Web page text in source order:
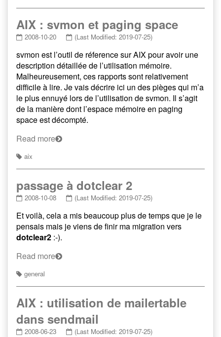
AIX : svmon et paging space
2008-10-20 (Last Modified: 2019-07-25)
svmon est l’outil de réference sur AIX pour avoir une
description détaillée de l’utilisation mémoire.
Malheureusement, ces rapports sont relativement
difficile à lire. Je vais décrire ici un des pièges qui m’a
le plus ennuyé lors de l’utilisation de svmon. Il s’agit
de la manière dont l’espace mémoire en paging
space est décompté.
Read more
aix
passage à dotclear 2
2008-10-08 (Last Modified: 2019-07-25)
Et voilà, cela a mis beaucoup plus de temps que je le
pensais mais je viens de finir ma migration vers
dotclear2 :-).
Read more
general
AIX : utilisation de mailertable
dans sendmail
2008-06-23 (Last Modified: 2019-07-25)